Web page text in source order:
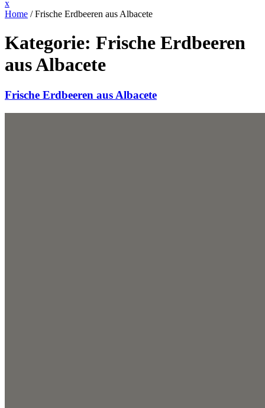
xClose
Menu
Home /Frische Erdbeeren aus Albacete
Kategorie: Frische Erdbeeren
aus Albacete
Frische Erdbeeren aus Albacete